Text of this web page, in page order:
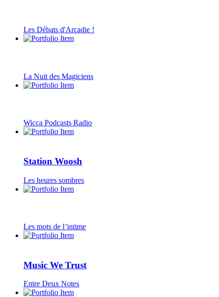
Les Débats d'Arcadie !
La Nuit des Magiciens
Wicca Podcasts Radio
Station Woosh
Les heures sombres
Les mots de l’intime
Music We Trust
Entre Deux Notes